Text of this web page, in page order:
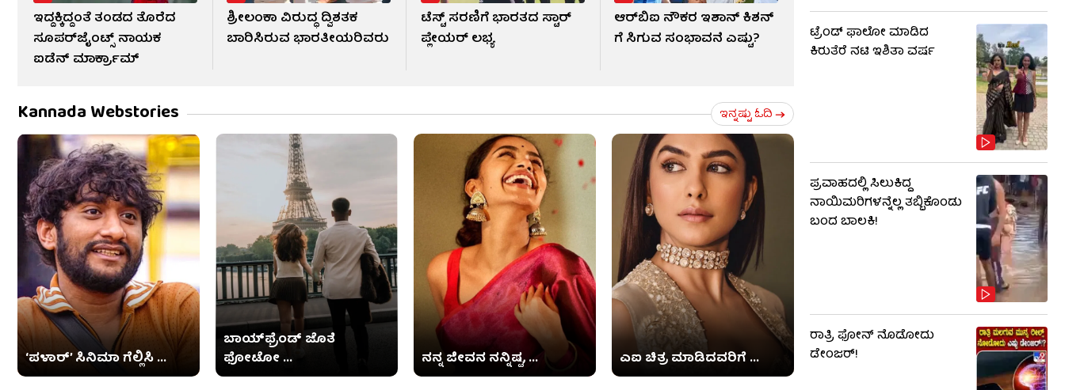
ಇದ್ದಕ್ಕಿದ್ದಂತೆ ತಂಡದ ತೊರೆದ
ಸೂಪರ್‌ಜೈಂಟ್ಸ್ ನಾಯಕ
ಐಡೆನ್ ಮಾರ್ಕ್ರಾಮ್
ಶ್ರೀಲಂಕಾ ವಿರುದ್ಧ ದ್ವಿಶತಕ
ಬಾರಿಸಿರುವ ಭಾರತೀಯರಿವರು
ಟೆಸ್ಟ್ ಸರಣಿಗೆ ಭಾರತದ ಸ್ಟಾರ್
ಪ್ಲೇಯರ್ ಲಭ್ಯ
ಆರ್​ಬಿಐ ನೌಕರ ಇಶಾನ್ ಕಿಶನ್​
ಗೆ ಸಿಗುವ ಸಂಭಾವನೆ ಎಷ್ಟು?
Kannada Webstories ಇನ್ನಷ್ಟು ಓದಿ
‘ಪಳಾರ್’ ಸಿನಿಮಾ ಗೆಲ್ಲಿಸಿ ...
ಬಾಯ್​​ಫ್ರೆಂಡ್ ಜೊತೆ
ಫೋಟೋ ...
ನನ್ನ ಜೀವನ ನನ್ನಿಷ್ಟ, ... ಎಐ ಚಿತ್ರ ಮಾಡಿದವರಿಗೆ ...
ಟ್ರೆಂಡ್​​ ಫಾಲೋ ಮಾಡಿದ
ಕಿರುತೆರೆ ನಟಿ ಇಶಿತಾ ವರ್ಷ
ಪ್ರವಾಹದಲ್ಲಿ ಸಿಲುಕಿದ್ದ
ನಾಯಿಮರಿಗಳನ್ನೆಲ್ಲ ತಬ್ಬಿಕೊಂಡು
ಬಂದ ಬಾಲಕಿ!
ರಾತ್ರಿ ಫೋನ್​​ ನೊಡೋದು
ಡೇಂಜರ್!